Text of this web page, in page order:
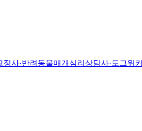
사·반려동물매개심리상담사·도그워커